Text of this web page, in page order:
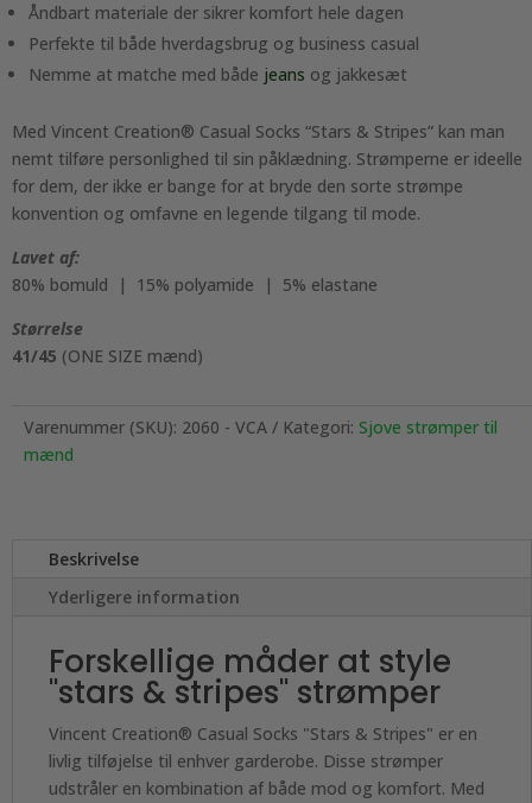
Åndbart materiale der sikrer komfort hele dagen
Perfekte til både hverdagsbrug og business casual
Nemme at matche med både jeans og jakkesæt
Med Vincent Creation® Casual Socks “Stars & Stripes” kan man
nemt tilføre personlighed til sin påklædning. Strømperne er ideelle
for dem, der ikke er bange for at bryde den sorte strømpe
konvention og omfavne en legende tilgang til mode.
Lavet af:
80% bomuld | 15% polyamide | 5% elastane
Størrelse
41/45 (ONE SIZE mænd)
Varenummer (SKU): 2060 - VCA Kategori: Sjove strømper til
mænd
Beskrivelse
Yderligere information
Forskellige måder at style
"stars & stripes" strømper
Vincent Creation® Casual Socks "Stars & Stripes" er en
livlig tilføjelse til enhver garderobe. Disse strømper
udstråler en kombination af både mod og komfort. Med